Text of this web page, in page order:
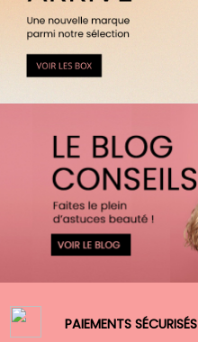
PAIEMENTS SÉCURISÉS